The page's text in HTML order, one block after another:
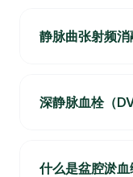
静脉曲张射频消
深静脉血栓（
什么是盆腔淤血